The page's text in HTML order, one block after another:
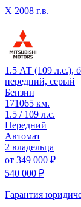
X 2008 г.в.
1.5 АТ (109 л.с.),
передний, серый
Бензин
171065 км.
1.5 / 109 л.с.
Передний
Автомат
2 владельца
от 349 000 ₽
540 000 ₽
Гарантия